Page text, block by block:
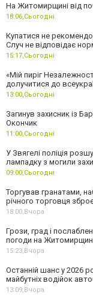
На Житомирщині від
18:06, Сьогодні
Купатися не
Случ не відповідає
15:17, Сьогодні
«Мій пиріг
долучитися до
13:00, Сьогодні
Загинув захисник із
Окончик
11:00, Сьогодні
У Звягелі поліція
лампадку з могили
09:00, Сьогодні
Торгував гранатами,
річного торговця
18:00, Вчора
Грози, град і
погоди на
15:23, Вчора
Останній шанс у 2026
майбутніх водійок
13:09, Вчора